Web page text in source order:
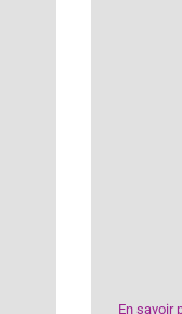
En savoir